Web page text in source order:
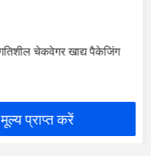
चेकवेगर खाद्य पैकेजिंग
मूल्य प्राप्त करें